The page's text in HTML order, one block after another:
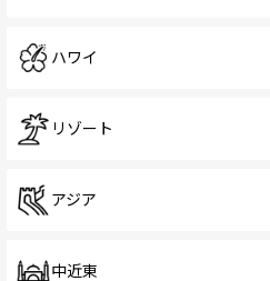
ハワイ
リゾート
アジア
中近東